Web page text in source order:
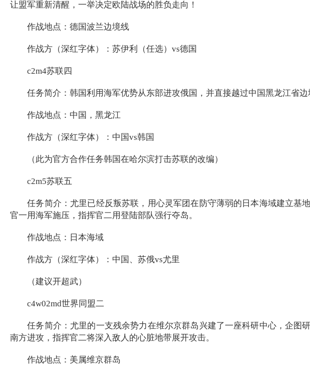
让盟军重新清醒，一举决定欧陆战场的胜负走向！
作战地点：德国波兰边境线
作战方（深红字体）：苏伊利（任选）vs德国
c2m4苏联四
任务简介：韩国利用海军优势从东部进攻俄国，并直接越过中国黑龙江省边
作战地点：中国，黑龙江
作战方（深红字体）：中国vs韩国
（此为官方合作任务韩国在哈尔滨打击苏联的改编）
c2m5苏联五
任务简介：尤里已经反叛苏联，用心灵军团在防守薄弱的日本海域建立基
官一用海军施压，指挥官二用登陆部队强行夺岛。
作战地点：日本海域
作战方（深红字体）：中国、苏俄vs尤里
（建议开超武）
c4w02md世界同盟二
任务简介：尤里的一支残余势力在维尔京群岛兴建了一座科研中心，企图
南方进攻，指挥官二将深入敌人的心脏地带展开攻击。
作战地点：美属维京群岛